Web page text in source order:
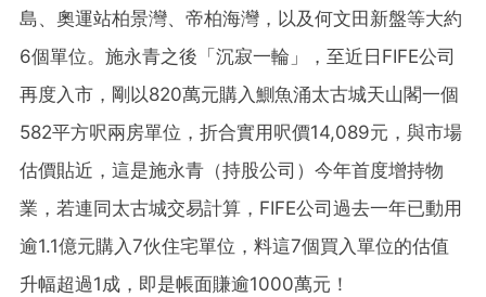
島、奧運站柏景灣、帝柏海灣，以及何文田新盤等大約
6個單位。施永青之後「沉寂一輪」，至近日FIFE公司
再度入市，剛以820萬元購入鰂魚涌太古城天山閣一個
582平方呎兩房單位，折合實用呎價14,089元，與市場
估價貼近，這是施永青（持股公司）今年首度增持物
業，若連同太古城交易計算，FIFE公司過去一年已動用
逾1.1億元購入7伙住宅單位，料這7個買入單位的估值
升幅超過1成，即是帳面賺逾1000萬元！